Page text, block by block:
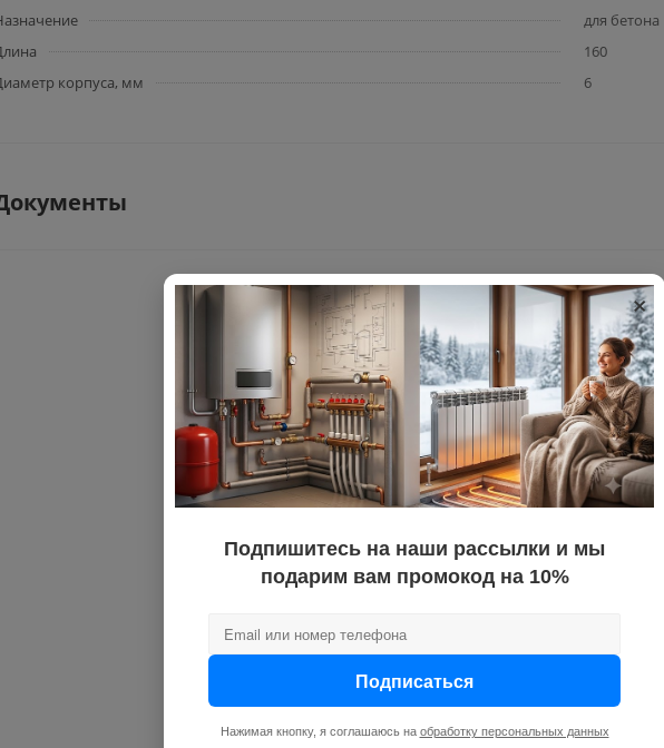
для бетона
160
корпуса, мм
6
×
Подпишитесь на наши рассылки и мы
подарим вам промокод на 10%
Подписаться
Нажимая кнопку, я соглашаюсь на обработку персональных данных